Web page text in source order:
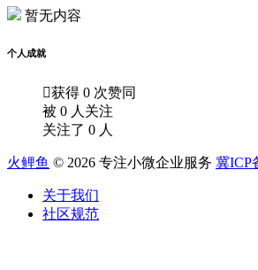
暂无内容
个人成就
获得 0 次赞同
被 0 人关注
关注了 0 人
火鲤鱼 © 2026 专注小微企业服务 冀ICP
关于我们
社区规范